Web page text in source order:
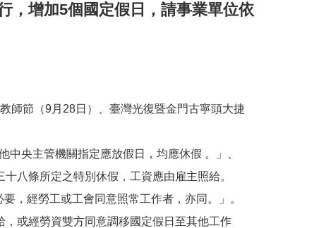
，增加5個國定假日，請事業單位依
師節（9月28日）、臺灣光復暨金門古寧頭大捷
央主管機關指定應放假日，均應休假 。」、
八條所定之特別休假，工資應由雇主照給。
經勞工或工會同意照常工作者，亦同。」。
或經勞資雙方同意調移國定假日至其他工作